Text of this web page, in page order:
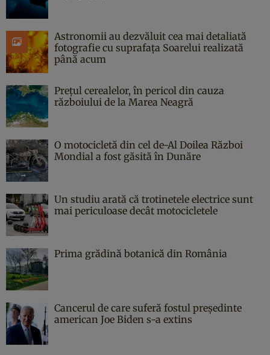
Astronomii au dezvăluit cea mai detaliată
fotografie cu suprafața Soarelui realizată
până acum
Prețul cerealelor, în pericol din cauza
războiului de la Marea Neagră
O motocicletă din cel de-Al Doilea Război
Mondial a fost găsită în Dunăre
Un studiu arată că trotinetele electrice sunt
mai periculoase decât motocicletele
Prima grădină botanică din România
Cancerul de care suferă fostul președinte
american Joe Biden s-a extins